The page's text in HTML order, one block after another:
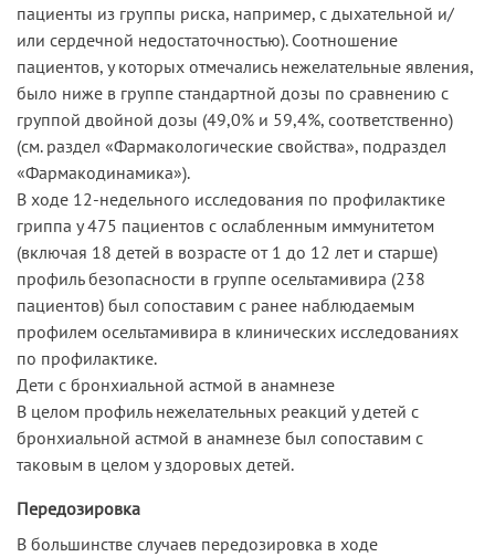
пациенты из группы риска, например, с дыхательной и/
или сердечной недостаточностью). Соотношение
пациентов, у которых отмечались нежелательные явления,
было ниже в группе стандартной дозы по сравнению с
группой двойной дозы (49,0% и 59,4%, соответственно)
(см. раздел «Фармакологические свойства», подраздел
«Фармакодинамика»).
В ходе 12-недельного исследования по профилактике
гриппа у 475 пациентов с ослабленным иммунитетом
(включая 18 детей в возрасте от 1 до 12 лет и старше)
профиль безопасности в группе осельтамивира (238
пациентов) был сопоставим с ранее наблюдаемым
профилем осельтамивира в клинических исследованиях
по профилактике.
Дети с бронхиальной астмой в анамнезе
В целом профиль нежелательных реакций у детей с
бронхиальной астмой в анамнезе был сопоставим с
таковым в целом у здоровых детей.
Передозировка
В большинстве случаев передозировка в ходе